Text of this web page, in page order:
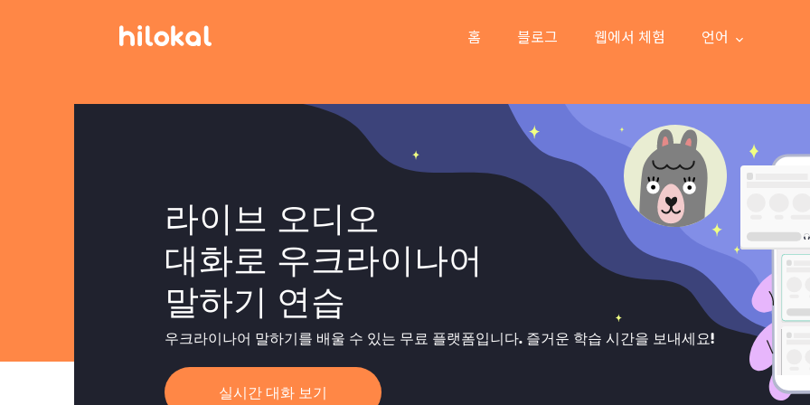
홈 블로그 웹에서 체험 언어
라이브 오디오
대화로 우크라이나어
말하기 연습
우크라이나어 말하기를 배울 수 있는 무료 플랫폼입니다. 즐거운 학습 시간을 보내세요!
실시간 대화 보기